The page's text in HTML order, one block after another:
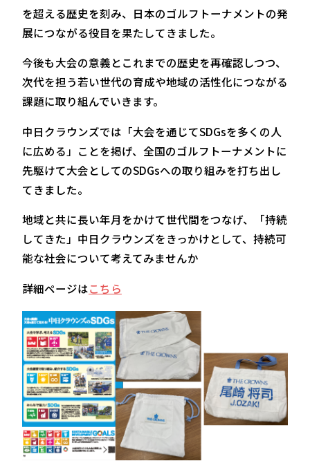
を超える歴史を刻み、日本のゴルフトーナメントの発
展につながる役目を果たしてきました。
今後も大会の意義とこれまでの歴史を再確認しつつ、
次代を担う若い世代の育成や地域の活性化につながる
課題に取り組んでいきます。
中日クラウンズでは「大会を通じてSDGsを多くの人
に広める」ことを掲げ、全国のゴルフトーナメントに
先駆けて大会としてのSDGsへの取り組みを打ち出し
てきました。
地域と共に長い年月をかけて世代間をつなげ、「持続
してきた」中日クラウンズをきっかけとして、持続可
能な社会について考えてみませんか
詳細ページはこちら